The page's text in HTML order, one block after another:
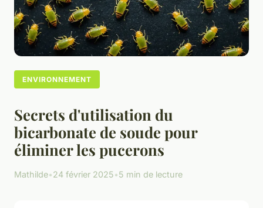
ENVIRONNEMENT
Secrets d'utilisation du
bicarbonate de soude pour
éliminer les pucerons
Mathilde•24 février 2025•5 min de lecture